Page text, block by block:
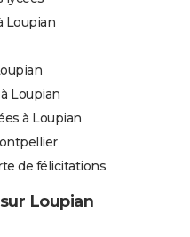
Loupian
Loupian
à Loupian
de félicitations
Loupian